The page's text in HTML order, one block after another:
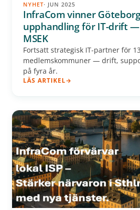
NYHET· JUN 2025
InfraCom vinner
upphandling för IT-drift
MSEK
Fortsatt strategisk IT-partner för 13
medlemskommuner — drift,
på fyra år.
LÄS ARTIKEL